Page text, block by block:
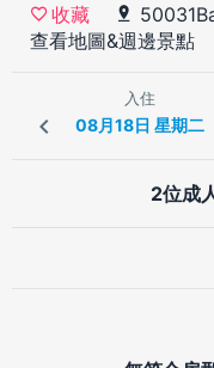
收藏
查看地圖&週邊景點
入住
2位成